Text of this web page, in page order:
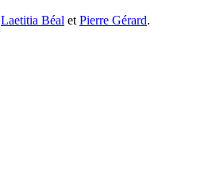
Laetitia Béal et Pierre Gérard.